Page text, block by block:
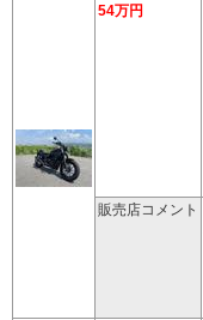
54万円
販売店コメント